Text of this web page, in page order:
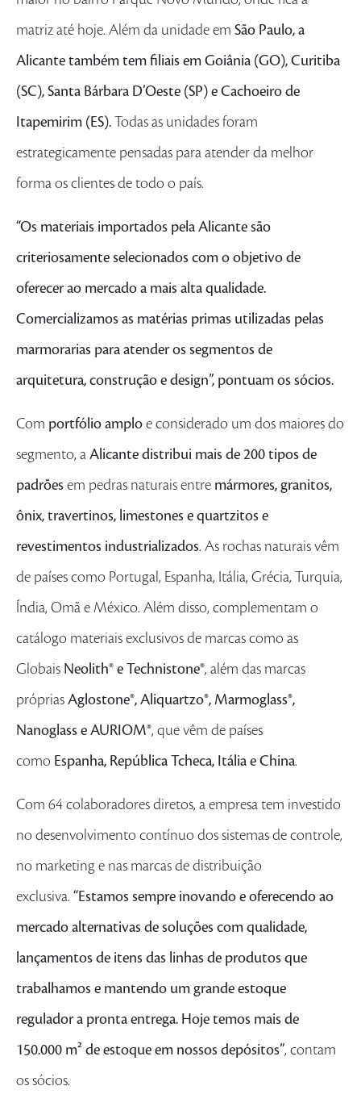
matriz até hoje. Além da unidade em São Paulo, a
Alicante também tem filiais em Goiânia (GO), Curitiba
(SC), Santa Bárbara D’Oeste (SP) e Cachoeiro de
Itapemirim (ES). Todas as unidades foram
estrategicamente pensadas para atender da melhor
forma os clientes de todo o país.
“Os materiais importados pela Alicante são
criteriosamente selecionados com o objetivo de
oferecer ao mercado a mais alta qualidade.
Comercializamos as matérias primas utilizadas pelas
marmorarias para atender os segmentos de
arquitetura, construção e design”, pontuam os sócios.
Com portfólio amplo e considerado um dos maiores do
segmento, a Alicante distribui mais de 200 tipos de
padrões em pedras naturais entre mármores, granitos,
ônix, travertinos, limestones e quartzitos e
revestimentos industrializados. As rochas naturais vêm
de países como Portugal, Espanha, Itália, Grécia, Turquia,
Índia, Omã e México. Além disso, complementam o
catálogo materiais exclusivos de marcas como as
Globais Neolith® e Technistone®, além das marcas
próprias Aglostone®, Aliquartzo®, Marmoglass®,
Nanoglass e AURIOM®, que vêm de países
como Espanha, República Tcheca, Itália e China.
Com 64 colaboradores diretos, a empresa tem investido
no desenvolvimento contínuo dos sistemas de controle,
no marketing e nas marcas de distribuição
exclusiva. “Estamos sempre inovando e oferecendo ao
mercado alternativas de soluções com qualidade,
lançamentos de itens das linhas de produtos que
trabalhamos e mantendo um grande estoque
regulador a pronta entrega. Hoje temos mais de
150.000 m² de estoque em nossos depósitos”, contam
os sócios.